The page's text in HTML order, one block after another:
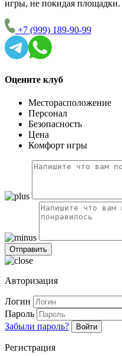
игры, не покидая площадки.
+7 (999) 189-90-99
Оцените клуб
Месторасположение
Персонал
Безопасность
Цена
Комфорт игры
Авторизация
Логин
Пароль
Забыли пароль?
Войти
Регистрация